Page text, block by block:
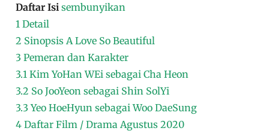
Daftar Isi sembunyikan
1 Detail
2 Sinopsis A Love So Beautiful
3 Pemeran dan Karakter
3.1 Kim YoHan WEi sebagai Cha Heon
3.2 So JooYeon sebagai Shin SolYi
3.3 Yeo HoeHyun sebagai Woo DaeSung
4 Daftar Film / Drama Agustus 2020